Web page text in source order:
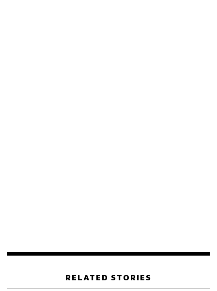
และกองทัพอากาศจะมีการประเมินสถานการณ์ร่วมกัน
RELATED STORIES